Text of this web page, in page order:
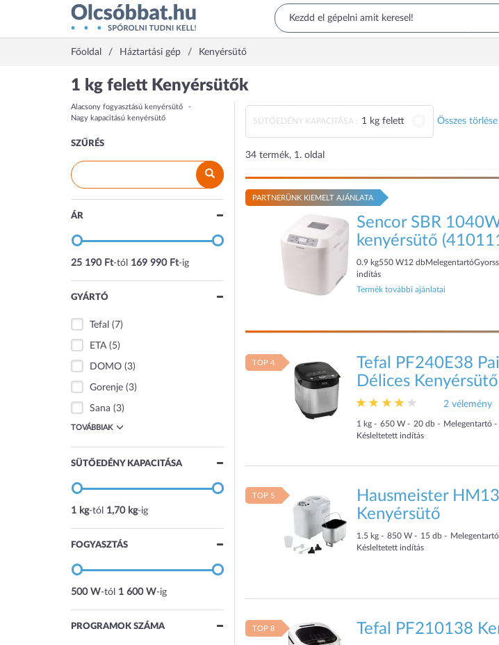
Főoldal Háztartási gép Kenyérsütő
1 kg felett Kenyérsütők
Alacsony fogyasztású kenyérsütő
Nagy kapacitású kenyérsütő
SZŰRÉS
ÁR
25 190 Ft-tól 169 990 Ft-ig
GYÁRTÓ
Tefal (7)
ETA (5)
DOMO (3)
Gorenje (3)
Sana (3)
TOVÁBBIAK
SÜTŐEDÉNY KAPACITÁSA
1 kg-tól 1,70 kg-ig
FOGYASZTÁS
500 W-tól 1 600 W-ig
PROGRAMOK SZÁMA
SÜTŐEDÉNY KAPACITÁSA : 1 kg felett Összes törlése
34 termék, 1. oldal
PARTNERÜNK KIEMELT AJÁNLATA
Sencor SBR
kenyérsütő
0.9 kg550 W12
indítás
Termék további ajánlatai
TOP 4
Tefal PF240E38
Délices Kenyérsütő
2 vélemény
1 kg 650 W 20 db Melegentartó
Késleltetett indítás
TOP 5
Hausmeister
Kenyérsütő
1.5 kg 850 W 15 db Melegentartó
Késleltetett indítás
TOP 8 Tefal PF210138